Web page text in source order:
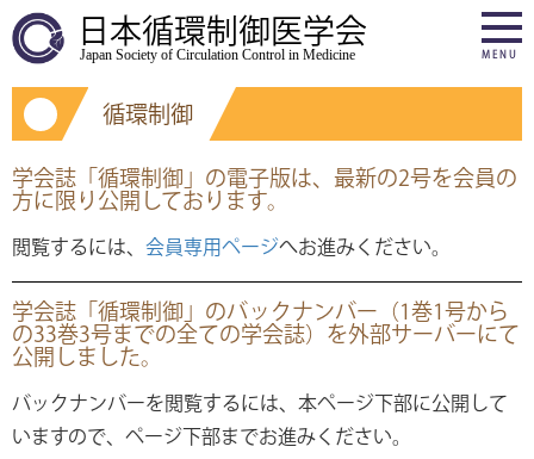
日本循環制御医学会
Japan Society of Circulation Control in Medicine MENU
循環制御
学会誌「循環制御」の電子版は、最新の2号を会員の
方に限り公開しております。
閲覧するには、 会員専用ページへお進みください。
学会誌「循環制御」のバックナンバー（1巻1号から
の33巻3号までの全ての学会誌）を外部サーバーにて
公開しました。
バックナンバーを閲覧するには、本ページ下部に公開して
いますので、ページ下部までお進みください。